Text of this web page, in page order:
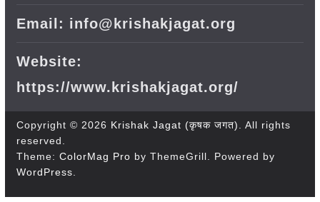
Email: info@krishakjagat.org
Website:
https://www.krishakjagat.org/
Copyright © 2026 Krishak Jagat (कृषक जगत)
. All rights
reserved.
Theme: ColorMag Pro by ThemeGrill. Powered by
WordPress